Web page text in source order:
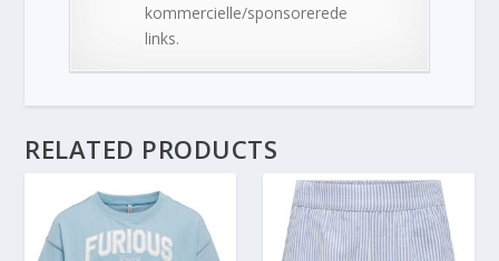
kommercielle/sponsorerede
links.
RELATED PRODUCTS